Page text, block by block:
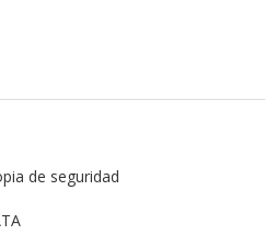
de seguridad